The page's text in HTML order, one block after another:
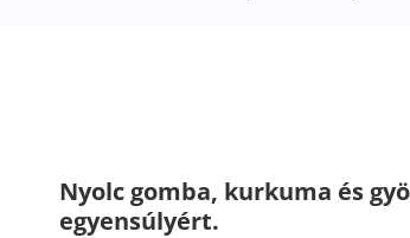
Nyolc gomba, kurkuma és
egyensúlyért.